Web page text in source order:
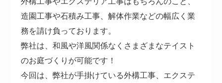
造園工事や石積み工事、解体作業などの幅広く業
務を請け負っております。
弊社は、和風や洋風関係なくさまざまなテイスト
のお庭づくりが可能です！
今回は、弊社が手掛けている外構工事、エクステ